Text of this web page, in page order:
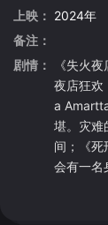
上映： 2024年
备注：
剧情：
《失火
夜店狂欢
a
堪。灾难
间；《死
会有一名